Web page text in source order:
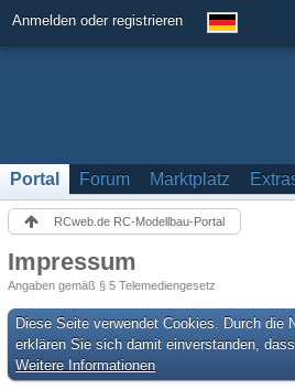
Anmelden oder registrieren
Portal Forum Marktplatz
RCweb.de RC-Modellbau-Portal
Impressum
Angaben gemäß § 5 Telemediengesetz
Diese Seite verwendet Cookies. Durch die
erklären Sie sich damit einverstanden,
Weitere Informationen